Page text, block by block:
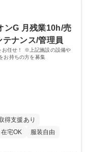
まな施設へサービスを
グラムと資格取得支援
。現場でのOJTと定期的
して長期的に活躍いただ
ンG 月残業10h/売
テナンス/管理員
お任せ！ ※上記施設の設備や
お持ちの方を募集
得支援あり
在宅OK 服装自由